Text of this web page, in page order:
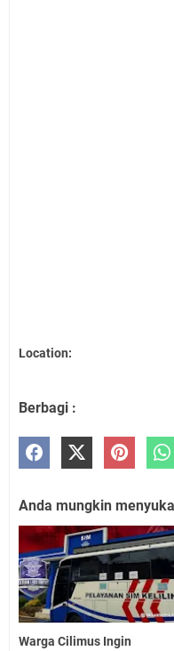
Location:
Berbagi :
Anda mungkin
Warga Cilimus Ingin